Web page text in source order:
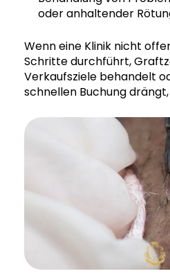
oder anhaltender
Wenn eine Klinik nicht
Schritte durchführt,
Verkaufsziele behandelt
schnellen Buchung